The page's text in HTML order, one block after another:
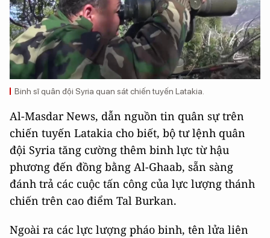
Binh sĩ quân đội Syria quan sát chiến tuyến Latakia.
Al-Masdar News, dẫn nguồn tin quân sự trên
chiến tuyến Latakia cho biết, bộ tư lệnh quân
đội Syria tăng cường thêm binh lực từ hậu
phương đến đồng bằng Al-Ghaab, sẵn sàng
đánh trả các cuộc tấn công của lực lượng thánh
chiến trên cao điểm Tal Burkan.
Ngoài ra các lực lượng pháo binh, tên lửa liên